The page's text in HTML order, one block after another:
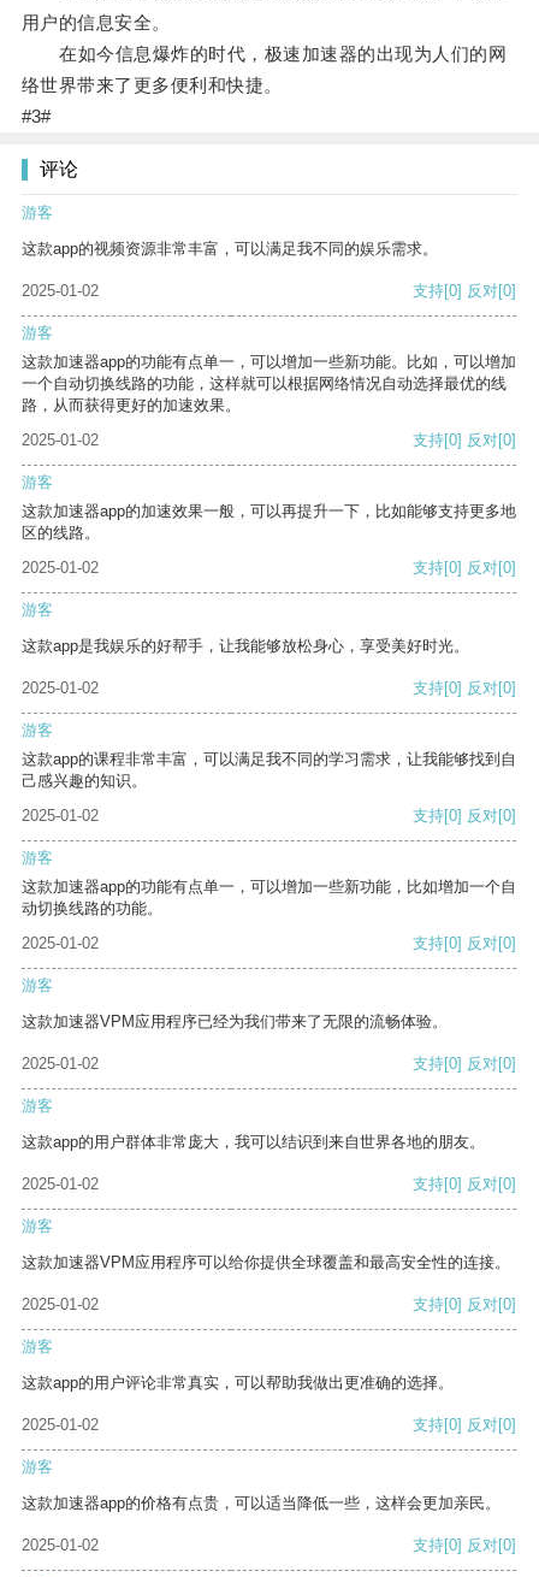
用户的信息安全。
在如今信息爆炸的时代，极速加速器的出现为人们的网
络世界带来了更多便利和快捷。
#3#
评论
游客
这款app的视频资源非常丰富，可以满足我不同的娱乐需求。
2025-01-02 支持[0] 反对[0]
游客
这款加速器app的功能有点单一，可以增加一些新功能。比如，可以增加
一个自动切换线路的功能，这样就可以根据网络情况自动选择最优的线
路，从而获得更好的加速效果。
2025-01-02
支持[0] 反对[0]
游客
这款加速器app的加速效果一般，可以再提升一下，比如能够支持更多地
区的线路。
2025-01-02
支持[0] 反对[0]
游客
这款app是我娱乐的好帮手，让我能够放松身心，享受美好时光。
2025-01-02 支持[0] 反对[0]
游客
这款app的课程非常丰富，可以满足我不同的学习需求，让我能够找到自
己感兴趣的知识。
2025-01-02
支持[0] 反对[0]
游客
这款加速器app的功能有点单一，可以增加一些新功能，比如增加一个自
动切换线路的功能。
2025-01-02
支持[0] 反对[0]
游客
这款加速器VPM应用程序已经为我们带来了无限的流畅体验。
2025-01-02 支持[0] 反对[0]
游客
这款app的用户群体非常庞大，我可以结识到来自世界各地的朋友。
2025-01-02 支持[0] 反对[0]
游客
这款加速器VPM应用程序可以给你提供全球覆盖和最高安全性的连接。
2025-01-02 支持[0] 反对[0]
游客
这款app的用户评论非常真实，可以帮助我做出更准确的选择。
2025-01-02 支持[0] 反对[0]
游客
这款加速器app的价格有点贵，可以适当降低一些，这样会更加亲民。
2025-01-02 支持[0] 反对[0]